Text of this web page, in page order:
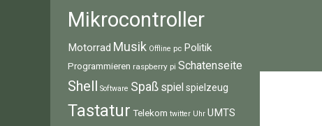
Mikrocontroller
Motorrad Musik Offline pc Politik
Programmieren raspberry pi Schatenseite
Shell Software Spaß spiel spielzeug
Tastatur Telekom twitter Uhr UMTS